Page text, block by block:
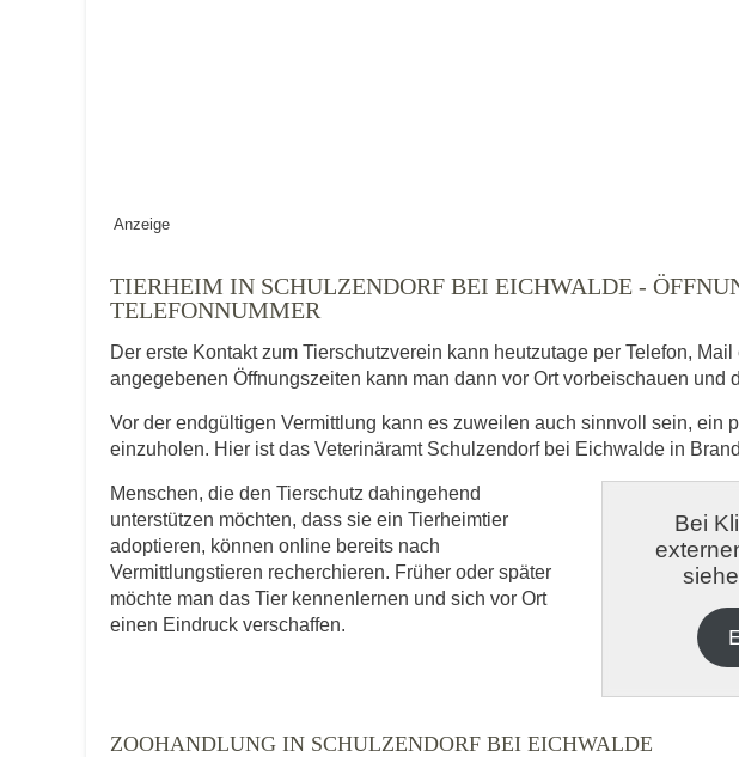
Kontaktdaten des Besitzers
Diese Daten werden zu Kontaktaufnahme veröffentlicht.
E-Mail-Adresse
Anzeige
TIERHEIM IN SCHULZENDORF BEI EICHWALDE -
TELEFONNUMMER
Der erste Kontakt zum Tierschutzverein kann heutzutage per Telefon,
angegebenen Öffnungszeiten kann man dann vor Ort vorbeischauen und
Vor der endgültigen Vermittlung kann es zuweilen auch sinnvoll sein, ein
einzuholen. Hier ist das Veterinäramt Schulzendorf bei Eichwalde in
Menschen, die den Tierschutz dahingehend
unterstützen möchten, dass sie ein Tierheimtier
adoptieren, können online bereits nach
Vermittlungstieren recherchieren. Früher oder später
möchte man das Tier kennenlernen und sich vor Ort
einen Eindruck verschaffen.
Bei
siehe
ZOOHANDLUNG IN SCHULZENDORF BEI EICHWALDE